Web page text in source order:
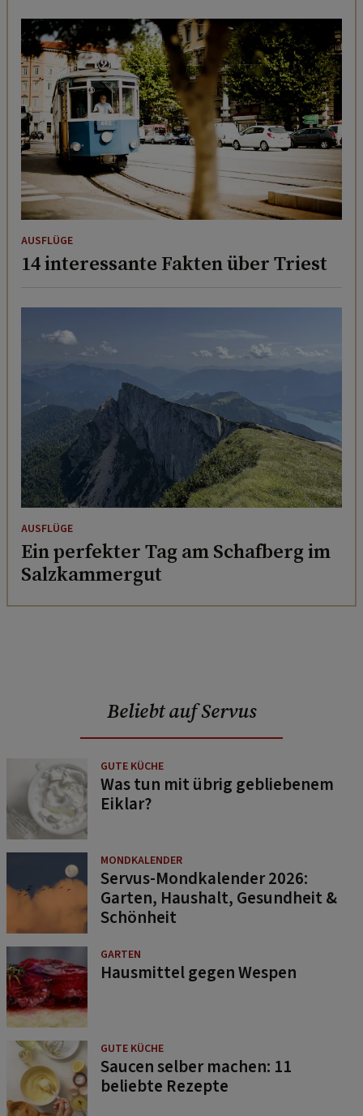
AUSFLÜGE
14 interessante Fakten über Triest
AUSFLÜGE
Ein perfekter Tag am Schafberg im
Salzkammergut
Beliebt auf Servus
GUTE KÜCHE
Was tun mit übrig gebliebenem
Eiklar?
MONDKALENDER
Servus-Mondkalender 2026:
Garten, Haushalt, Gesundheit &
Schönheit
GARTEN
Hausmittel gegen Wespen
GUTE KÜCHE
Saucen selber machen: 11
beliebte Rezepte